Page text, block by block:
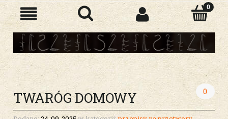
TWARÓG DOMOWY 0